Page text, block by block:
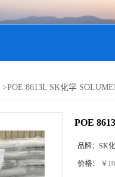
>POE 8613L SK化学
POE
品牌： SK
价格： ￥